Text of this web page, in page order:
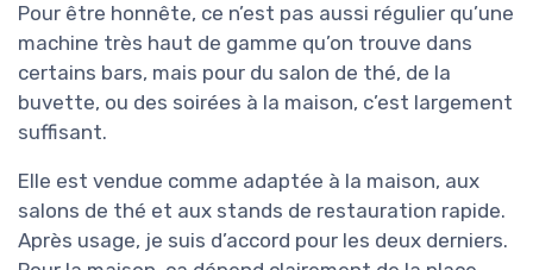
Pour être honnête, ce n’est pas aussi régulier qu’une
machine très haut de gamme qu’on trouve dans
certains bars, mais pour du salon de thé, de la
buvette, ou des soirées à la maison, c’est largement
suffisant.
Elle est vendue comme adaptée à la maison, aux
salons de thé et aux stands de restauration rapide.
Après usage, je suis d’accord pour les deux derniers.